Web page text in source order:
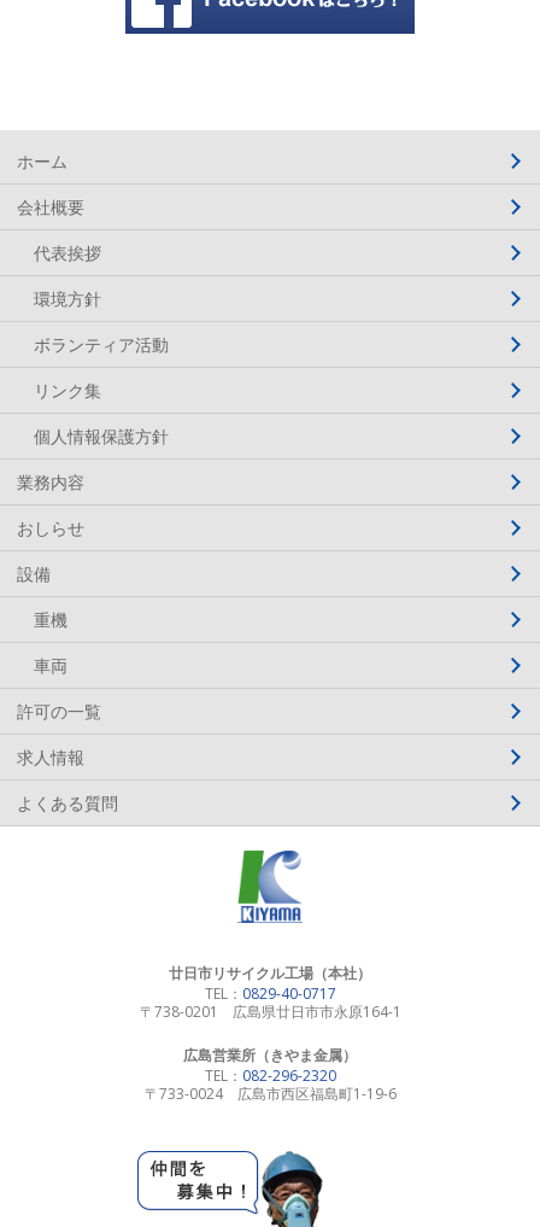
ホーム
会社概要
代表挨拶
環境方針
ボランティア活動
リンク集
個人情報保護方針
業務内容
おしらせ
設備
重機
車両
許可の一覧
求人情報
よくある質問
廿日市リサイクル工場（本社）
TEL： 0829-40-0717
〒738-0201 広島県廿日市市永原164-1
広島営業所（きやま金属）
TEL： 082-296-2320
〒733-0024 広島市西区福島町1-19-6